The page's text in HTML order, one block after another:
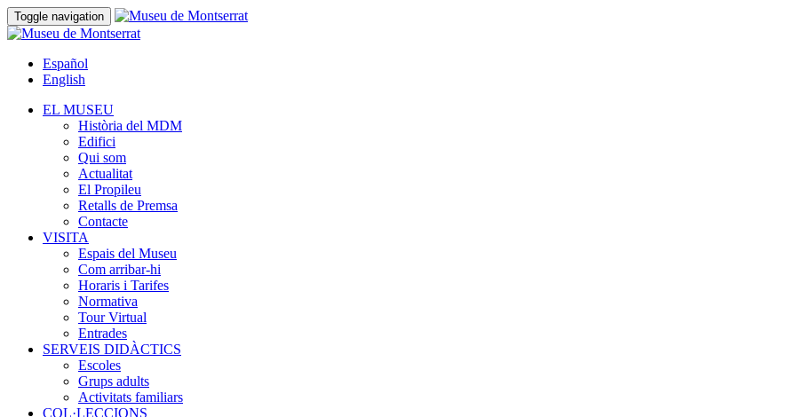
Toggle navigation
Español
English
EL MUSEU
Història del MDM
Edifici
Qui som
Actualitat
El Propileu
Retalls de Premsa
Contacte
VISITA
Espais del Museu
Com arribar-hi
Horaris i Tarifes
Normativa
Tour Virtual
Entrades
SERVEIS DIDÀCTICS
Escoles
Grups adults
Activitats familiars
COL·LECCIONS